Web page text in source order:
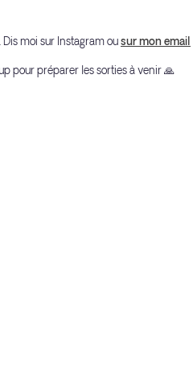
moi sur Instagram ousur mon email
pour préparer les sorties à venir 🙏